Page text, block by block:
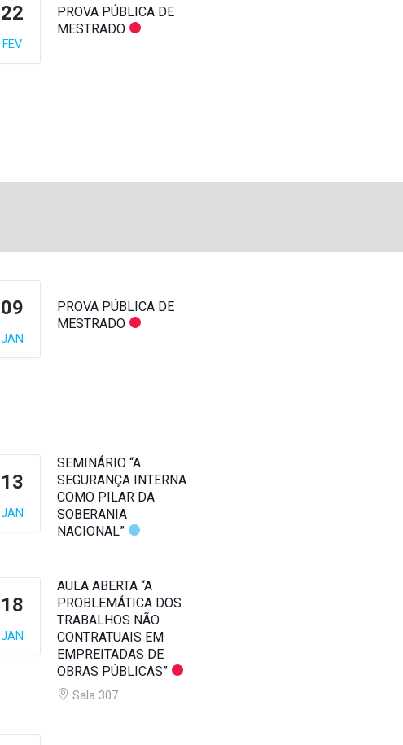
22
FEV
PROVA PÚBLICA DE
MESTRADO
09
JAN
PROVA PÚBLICA DE
MESTRADO
13
JAN
SEMINÁRIO “A
SEGURANÇA INTERNA
COMO PILAR DA
SOBERANIA
NACIONAL”
18
JAN
AULA ABERTA “A
PROBLEMÁTICA DOS
TRABALHOS NÃO
CONTRATUAIS EM
EMPREITADAS DE
OBRAS PÚBLICAS”
Sala 307